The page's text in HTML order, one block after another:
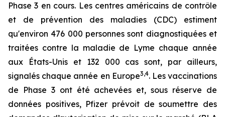
Phase 3 en cours. Les centres américains de contrôle
et de prévention des maladies (CDC) estiment
qu'environ 476 000 personnes sont diagnostiquées et
traitées contre la maladie de Lyme chaque année
aux États-Unis et 132 000 cas sont, par ailleurs,
signalés chaque année en Europe3,4. Les vaccinations
de Phase 3 ont été achevées et, sous réserve de
données positives, Pfizer prévoit de soumettre des